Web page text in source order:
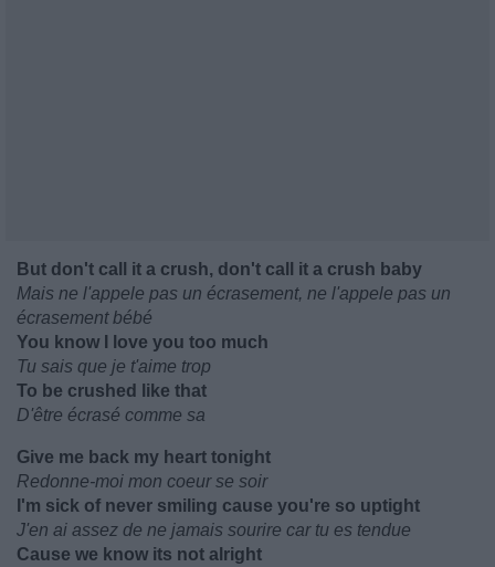
But don't call it a crush, don't call it a crush baby
Mais ne l'appele pas un écrasement, ne l'appele pas un
écrasement bébé
You know I love you too much
Tu sais que je t'aime trop
To be crushed like that
D'être écrasé comme sa
Give me back my heart tonight
Redonne-moi mon coeur se soir
I'm sick of never smiling cause you're so uptight
J'en ai assez de ne jamais sourire car tu es tendue
Cause we know its not alright